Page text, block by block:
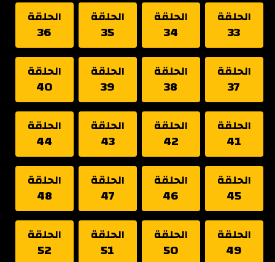
الحلقة
33
الحلقة
34
الحلقة
35
الحلقة
36
الحلقة
37
الحلقة
38
الحلقة
39
الحلقة
40
الحلقة
41
الحلقة
42
الحلقة
43
الحلقة
44
الحلقة
45
الحلقة
46
الحلقة
47
الحلقة
48
الحلقة
49
الحلقة
50
الحلقة
51
الحلقة
52